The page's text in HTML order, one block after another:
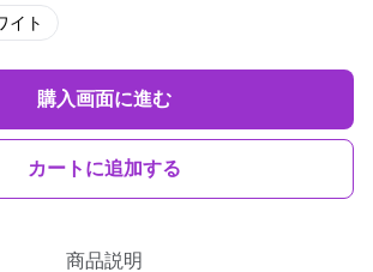
イト
購入画面に進む
カートに追加する
商品説明